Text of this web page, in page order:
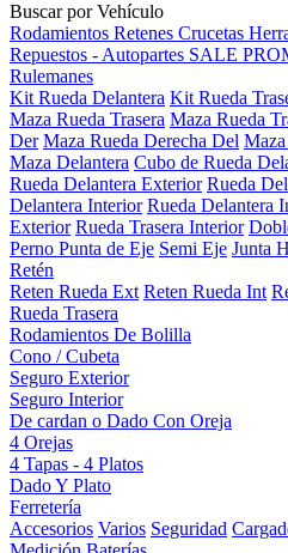
Buscar por Vehículo
Rodamientos Retenes Crucetas
Repuestos - Autopartes SALE
Rulemanes
Kit Rueda Delantera Kit Rueda
Maza Rueda Trasera Maza Rueda
Der Maza Rueda Derecha Del
Maza Delantera Cubo de Rueda
Rueda Delantera Exterior Rueda
Delantera Interior Rueda Delantera
Exterior Rueda Trasera Interior
Perno Punta de Eje Semi Eje Junta
Retén
Reten Rueda Ext Reten Rueda Int
Rueda Trasera
Rodamientos De Bolilla
Cono / Cubeta
Seguro Exterior
Seguro Interior
De cardan o Dado Con Oreja
4 Orejas
4 Tapas - 4 Platos
Dado Y Plato
Ferretería
Accesorios Varios Seguridad